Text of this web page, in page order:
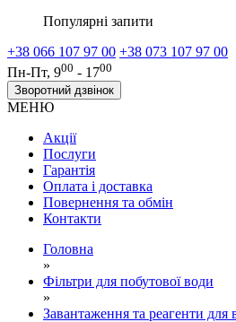
Популярні запити
+38 066 107 97 00 +38 073 107 97 00
Пн-Пт, 900 - 1700
Зворотний дзвінок
МЕНЮ
Акції
Послуги
Гарантія
Оплата і доставка
Повернення та обмін
Контакти
Головна
»
Фільтри для побутової води
»
Завантаження та реагенти для